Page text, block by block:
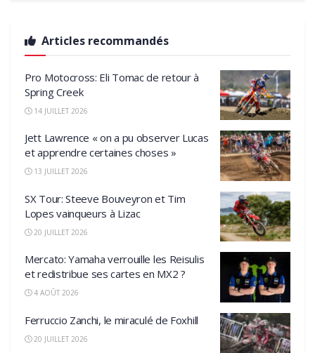
Articles recommandés
Pro Motocross: Eli Tomac de retour à
Spring Creek
14 JUILLET 2026
Jett Lawrence « on a pu observer Lucas
et apprendre certaines choses »
13 JUILLET 2026
SX Tour: Steeve Bouveyron et Tim
Lopes vainqueurs à Lizac
20 JUILLET 2026
Mercato: Yamaha verrouille les Reisulis
et redistribue ses cartes en MX2 ?
4 AOÛT 2026
Ferruccio Zanchi, le miraculé de Foxhill
20 JUILLET 2026